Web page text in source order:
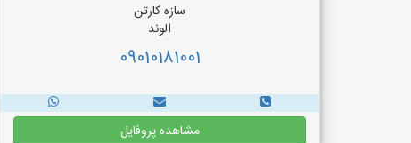
سازه کارتن
الوند
09010181001
مشاهده پروفایل